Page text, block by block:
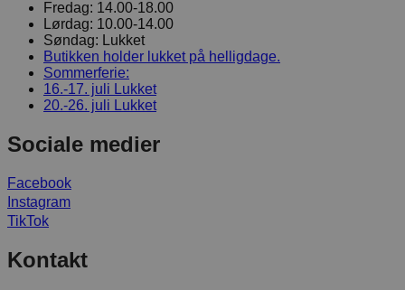
Fredag: 14.00-18.00
Lørdag: 10.00-14.00
Søndag: Lukket
Butikken holder lukket på helligdage.
Sommerferie:
16.-17. juli Lukket
20.-26. juli Lukket
Sociale medier
Facebook
Instagram
TikTok
Kontakt